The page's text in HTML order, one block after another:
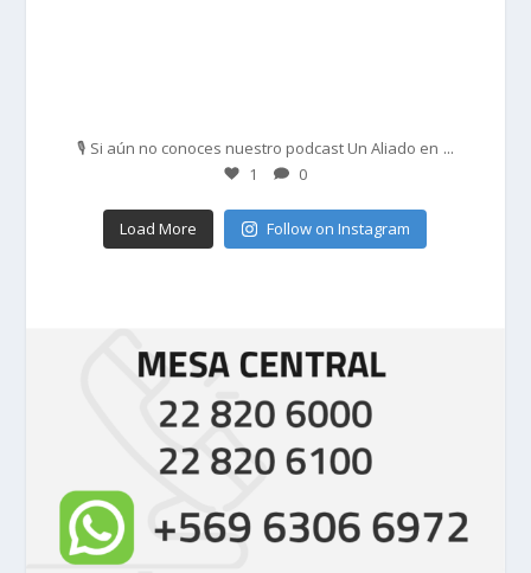
🎙️ Si aún no conoces nuestro podcast Un Aliado en ...
1 0
Load More Follow on Instagram